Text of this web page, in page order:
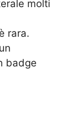
molti
rara.
badge